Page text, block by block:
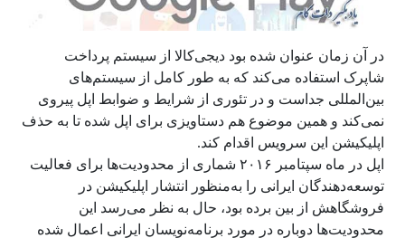
در آن زمان عنوان شده بود دیجی‌کالا از سیستم پرداخت
شاپرک استفاده می‌کند که به طور کامل از سیستم‌های
بین‌المللی جداست و در تئوری از شرایط و ضوابط اپل پیروی
نمی‌کند و همین موضوع هم دستاویزی برای اپل شده تا به حذف
اپلیکیشن این سرویس اقدام کند.
اپل در ماه سپتامبر ۲۰۱۶ شماری از محدودیت‌ها برای فعالیت
توسعه‌دهندگان ایرانی را به‌منظور انتشار اپلیکیشن‌ در
فروشگاهش از بین برده بود، حال به نظر می‌رسد این
محدودیت‌ها دوباره در مورد برنامه‌نویسان ایرانی اعمال شده